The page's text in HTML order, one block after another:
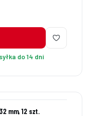
do 14 dni
mm, 12 szt.